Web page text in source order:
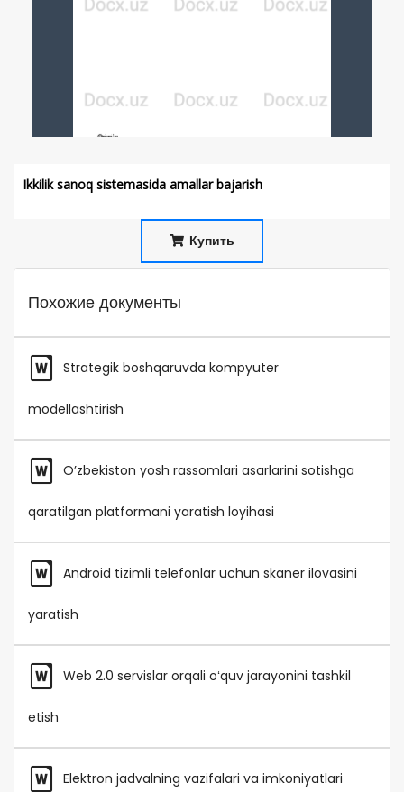
Ikkilik sanoq sistemasida amallar bajarish
Купить
Похожие документы
Strategik boshqaruvda kompyuter
modellashtirish
O’zbekiston yosh rassomlari asarlarini sotishga
qaratilgan platformani yaratish loyihasi
Android tizimli telefonlar uchun skaner ilovasini
yaratish
Web 2.0 servislar orqali oʻquv jarayonini tashkil
etish
Elektron jadvalning vazifalari va imkoniyatlari